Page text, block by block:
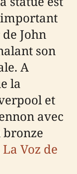
John
son
A
la
et
avec
La Voz de